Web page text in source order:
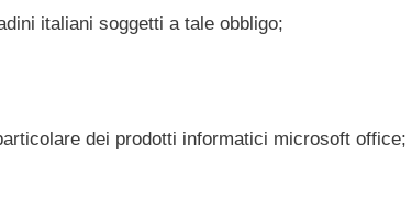
italiani soggetti a tale obbligo;
dei prodotti informatici microsoft office;